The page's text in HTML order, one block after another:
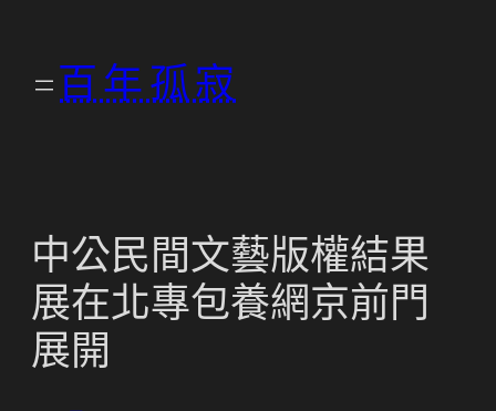
百年孤寂
中公民間文藝版權結果
展在北專包養網京前門
展開